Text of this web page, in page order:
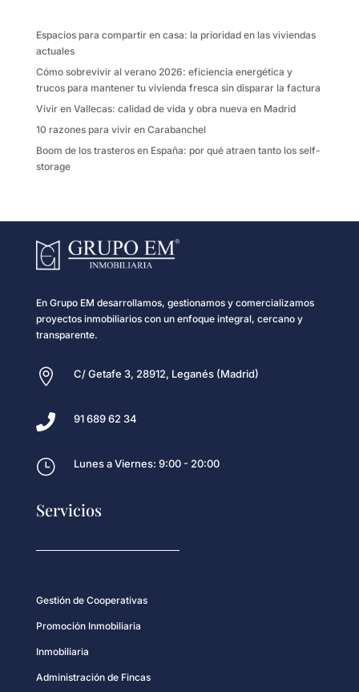
k
i
Espacios para compartir en casa: la prioridad en las viviendas
actuales
Cómo sobrevivir al verano 2026: eficiencia energética y
trucos para mantener tu vivienda fresca sin disparar la factura
Vivir en Vallecas: calidad de vida y obra nueva en Madrid
10 razones para vivir en Carabanchel
Boom de los trasteros en España: por qué atraen tanto los self-
storage
En Grupo EM desarrollamos, gestionamos y comercializamos
proyectos inmobiliarios con un enfoque integral, cercano y
transparente.
 C/ Getafe 3, 28912, Leganés (Madrid)
 91 689 62 34
} Lunes a Viernes: 9:00 - 20:00
Servicios
Gestión de Cooperativas
Promoción Inmobiliaria
Inmobiliaria
Administración de Fincas